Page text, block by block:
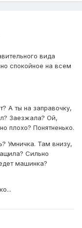
вида
спокойное на всем
А ты на заправочку,
Заезжала? Ой,
плохо? Понятненько.
Умничка. Там внизу,
Сильно
машинка?